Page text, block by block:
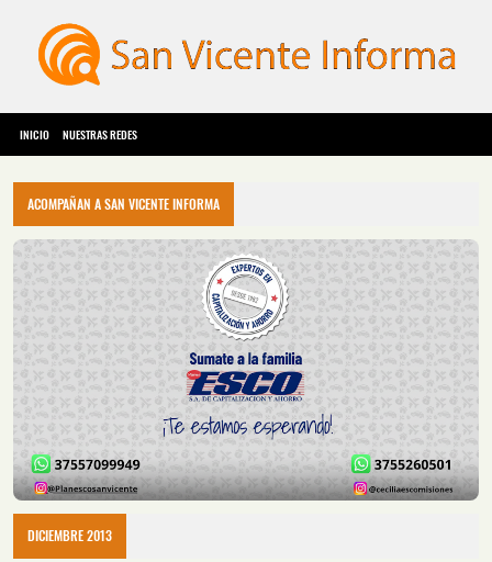
INICIO NUESTRAS REDES
ACOMPAÑAN A SAN VICENTE INFORMA
DICIEMBRE 2013